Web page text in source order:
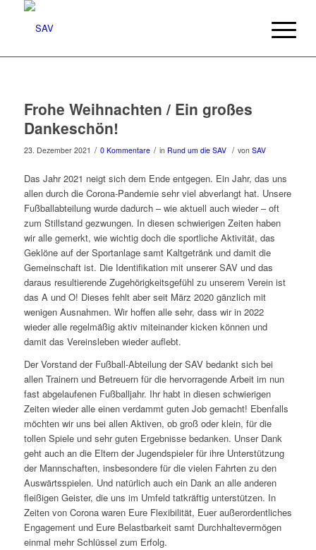
Frohe Weihnachten / Ein großes
Dankeschön!
23. Dezember 2021 / 0 Kommentare / in Rund um die SAV / von SAV
Das Jahr 2021 neigt sich dem Ende entgegen. Ein Jahr, das uns
allen durch die Corona-Pandemie sehr viel abverlangt hat. Unsere
Fußballabteilung wurde dadurch – wie aktuell auch wieder – oft
zum Stillstand gezwungen. In diesen schwierigen Zeiten haben
wir alle gemerkt, wie wichtig doch die sportliche Aktivität, das
Geklöne auf der Sportanlage samt Kaltgetränk und damit die
Gemeinschaft ist. Die Identifikation mit unserer SAV und das
daraus resultierende Zugehörigkeitsgefühl zu unserem Verein ist
das A und O! Dieses fehlt aber seit März 2020 gänzlich mit
wenigen Ausnahmen. Wir hoffen alle sehr, dass wir in 2022
wieder alle regelmäßig aktiv miteinander kicken können und
damit das Vereinsleben wieder auflebt.
Der Vorstand der Fußball-Abteilung der SAV bedankt sich bei
allen Trainern und Betreuern für die hervorragende Arbeit im nun
fast abgelaufenen Fußballjahr. Ihr habt in diesen schwierigen
Zeiten wieder alle einen verdammt guten Job gemacht! Ebenfalls
möchten wir uns bei allen Aktiven, ob groß oder klein, für die
tollen Spiele und sehr guten Ergebnisse bedanken. Unser Dank
geht auch an die Eltern der Jugendspieler für ihre Unterstützung
der Mannschaften, insbesondere für die vielen Fahrten zu den
Auswärtsspielen. Und natürlich auch ein Dank an alle anderen
fleißigen Geister, die uns im Umfeld tatkräftig unterstützen. In
Zeiten von Corona waren Eure Flexibilität, Euer außerordentliches
Engagement und Eure Belastbarkeit samt Durchhaltevermögen
einmal mehr Schlüssel zum Erfolg.